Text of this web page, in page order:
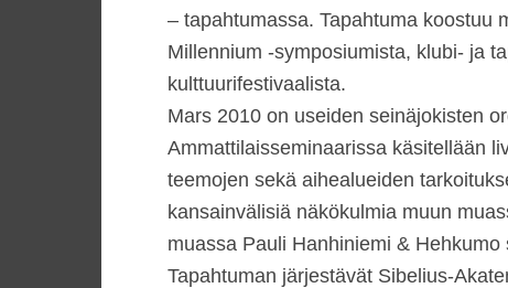
– tapahtumassa. Tapahtuma koostuu
Millennium -symposiumista, klubi- ja
kulttuurifestivaalista.
Mars 2010 on useiden seinäjokisten
Ammattilaisseminaarissa käsitellään
teemojen sekä aihealueiden
kansainvälisiä näkökulmia muun
muassa Pauli Hanhiniemi & Hehkumo
Tapahtuman järjestävät Sibelius-